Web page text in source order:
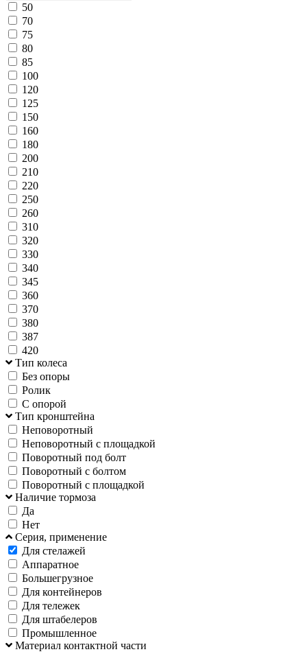
50
70
75
80
85
100
120
125
150
160
180
200
210
220
250
260
310
320
330
340
345
360
370
380
387
420
Тип колеса
Без опоры
Ролик
С опорой
Тип кронштейна
Неповоротный
Неповоротный с площадкой
Поворотный под болт
Поворотный с болтом
Поворотный с площадкой
Наличие тормоза
Да
Нет
Серия, применение
Для стелажей
Аппаратное
Большегрузное
Для контейнеров
Для тележек
Для штабелеров
Промышленное
Материал контактной части